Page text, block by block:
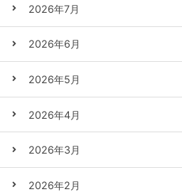
2026年7月
2026年6月
2026年5月
2026年4月
2026年3月
2026年2月